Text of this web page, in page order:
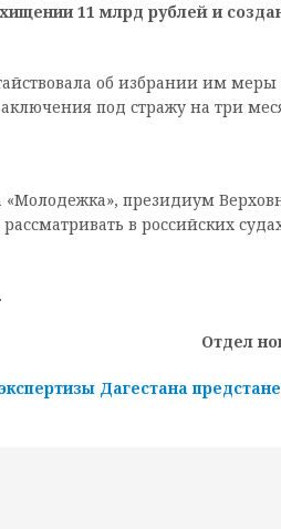
11 млрд рублей и
об избрании им меры
под стражу на три
президиум
в российских
Отдел
Дагестана